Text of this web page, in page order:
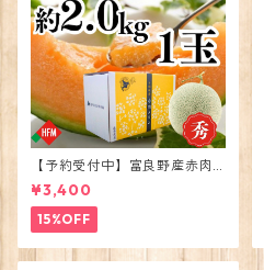
【予約受付中】富良野産赤肉
メロン大玉1玉2026年度出荷
¥3,400
15%OFF